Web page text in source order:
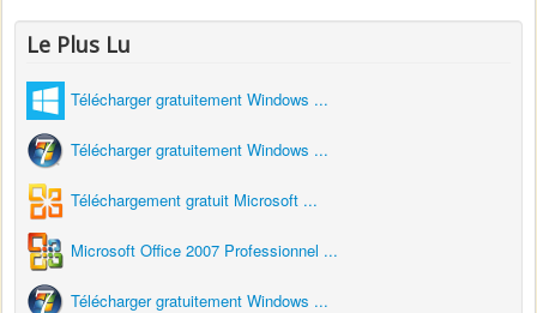
Le Plus Lu
Télécharger gratuitement Windows ...
Télécharger gratuitement Windows ...
Téléchargement gratuit Microsoft ...
Microsoft Office 2007 Professionnel ...
Télécharger gratuitement Windows ...